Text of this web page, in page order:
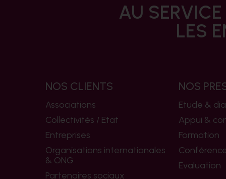
AU
LES
NOS CLIENTS
Associations
Collectivités / Etat
Entreprises
Organisations internationales
& ONG
Partenaires sociaux
NOS
Etude &
Appui &
Formation
Evaluation